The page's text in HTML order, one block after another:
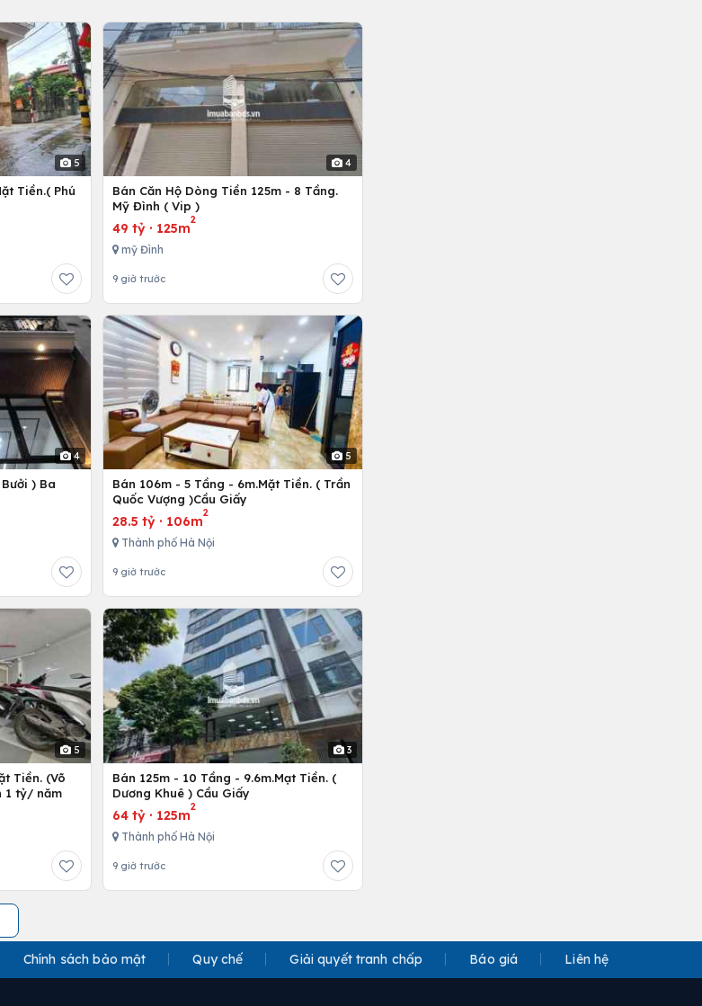
5
Tiền.( Phú
4
Bán Căn Hộ Dòng Tiền 125m - 8 Tầng.
Mỹ Đình ( Vip )
49 tỷ· 125m
2
mỹ Đình
9 giờ trước
4
) Ba
5
Bán 106m - 5 Tầng - 6m.Mặt Tiền. ( Trần
Quốc Vượng )Cầu Giấy
28.5 tỷ· 106m
2
Thành phố Hà Nội
9 giờ trước
5
Tiền. (Võ
1 tỷ/ năm
3
Bán 125m - 10 Tầng - 9.6m.Mạt Tiền. (
Dương Khuê ) Cầu Giấy
64 tỷ· 125m
2
Thành phố Hà Nội
9 giờ trước
Chính sách bảo mật Quy chế Giải quyết tranh chấp Báo giá Liên hệ